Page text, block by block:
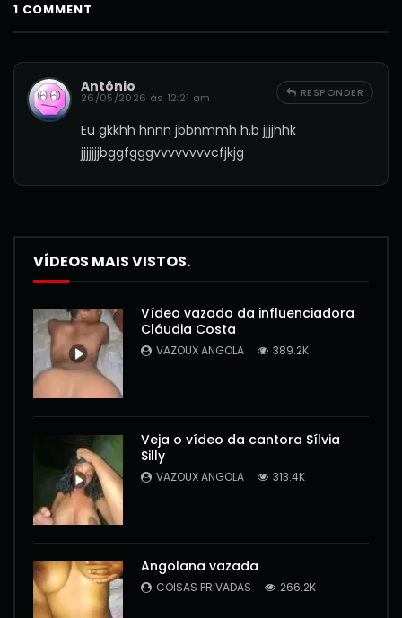
1 COMMENT
Antônio
26/05/2026 às 12:21 am
Eu gkkhh hnnn jbbnmmh h.b jjjjhhk
jjjjjjjbggfgggvvvvvvvvcfjkjg
RESPONDER
VÍDEOS MAIS VISTOS.
Vídeo vazado da influenciadora
Cláudia Costa
VAZOUX ANGOLA 389.2K
Veja o vídeo da cantora Sílvia
Silly
VAZOUX ANGOLA 313.4K
Angolana vazada
COISAS PRIVADAS 266.2K